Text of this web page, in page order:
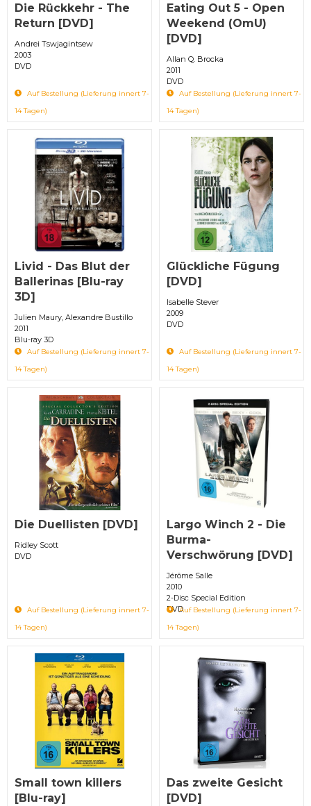
Die Rückkehr - The
Return [DVD]
Andrei Tswjagintsew
2003
DVD
Auf Bestellung (Lieferung innert 7-
14 Tagen)
Eating Out 5 - Open
Weekend (OmU)
[DVD]
Allan Q. Brocka
2011
DVD
Auf Bestellung (Lieferung innert 7-
14 Tagen)
Livid - Das Blut der
Ballerinas [Blu-ray
3D]
Julien Maury, Alexandre Bustillo
2011
Blu-ray 3D
Auf Bestellung (Lieferung innert 7-
14 Tagen)
Glückliche Fügung
[DVD]
Isabelle Stever
2009
DVD
Auf Bestellung (Lieferung innert 7-
14 Tagen)
Die Duellisten [DVD]
Ridley Scott
DVD
Auf Bestellung (Lieferung innert 7-
14 Tagen)
Largo Winch 2 - Die
Burma-
Verschwörung [DVD]
Jérôme Salle
2010
2-Disc Special Edition
DVDAuf Bestellung (Lieferung innert 7-
14 Tagen)
Small town killers
[Blu-ray]
Das zweite Gesicht
[DVD]